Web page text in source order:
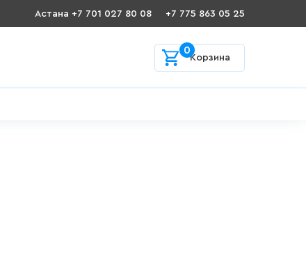
Астана +7 701 027 80 08 +7 775 863 05 25
Корзина
0